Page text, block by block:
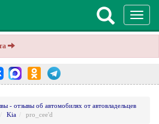
- отзывы об автомобилях от автовладельцев
Kia
pro_cee'd